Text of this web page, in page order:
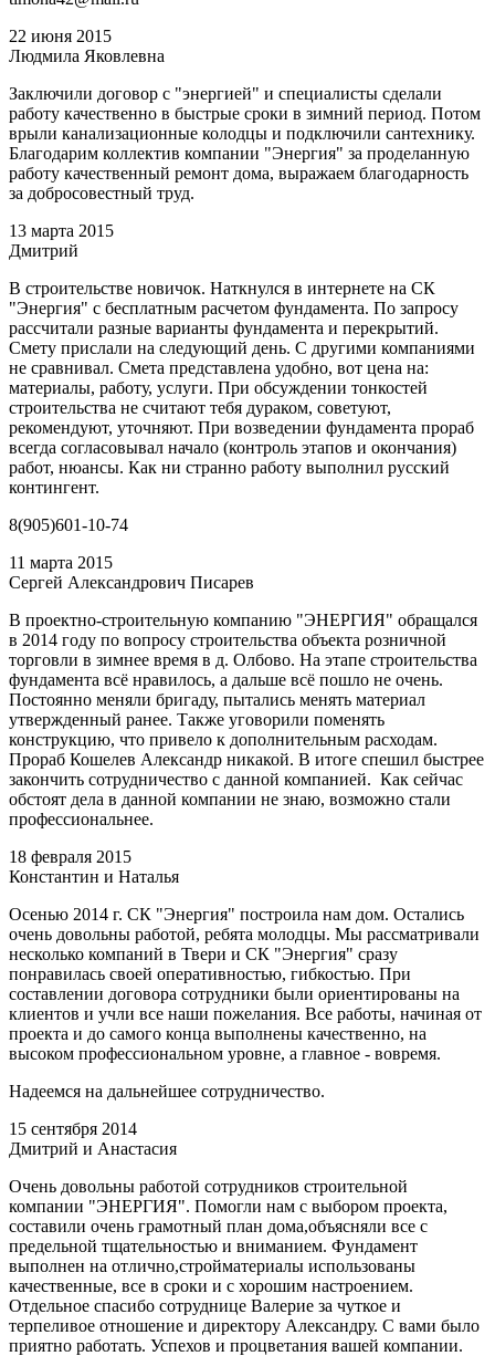
22 июня 2015
Людмила Яковлевна
Заключили договор с "энергией" и специалисты сделали
работу качественно в быстрые сроки в зимний период. Потом
врыли канализационные колодцы и подключили сантехнику.
Благодарим коллектив компании "Энергия" за проделанную
работу качественный ремонт дома, выражаем благодарность
за добросовестный труд.
13 марта 2015
Дмитрий
В строительстве новичок. Наткнулся в интернете на СК
"Энергия" с бесплатным расчетом фундамента. По запросу
рассчитали разные варианты фундамента и перекрытий.
Смету прислали на следующий день. С другими компаниями
не сравнивал. Смета представлена удобно, вот цена на:
материалы, работу, услуги. При обсуждении тонкостей
строительства не считают тебя дураком, советуют,
рекомендуют, уточняют. При возведении фундамента прораб
всегда согласовывал начало (контроль этапов и окончания)
работ, нюансы. Как ни странно работу выполнил русский
контингент.
8(905)601-10-74
11 марта 2015
Сергей Александрович Писарев
В проектно-строительную компанию "ЭНЕРГИЯ" обращался
в 2014 году по вопросу строительства объекта розничной
торговли в зимнее время в д. Олбово. На этапе строительства
фундамента всё нравилось, а дальше всё пошло не очень.
Постоянно меняли бригаду, пытались менять материал
утвержденный ранее. Также уговорили поменять
конструкцию, что привело к дополнительным расходам.
Прораб Кошелев Александр никакой. В итоге спешил быстрее
закончить сотрудничество с данной компанией. Как сейчас
обстоят дела в данной компании не знаю, возможно стали
профессиональнее.
18 февраля 2015
Константин и Наталья
Осенью 2014 г. СК "Энергия" построила нам дом. Остались
очень довольны работой, ребята молодцы. Мы рассматривали
несколько компаний в Твери и СК "Энергия" сразу
понравилась своей оперативностью, гибкостью. При
составлении договора сотрудники были ориентированы на
клиентов и учли все наши пожелания. Все работы, начиная от
проекта и до самого конца выполнены качественно, на
высоком профессиональном уровне, а главное - вовремя.
Надеемся на дальнейшее сотрудничество.
15 сентября 2014
Дмитрий и Анастасия
Очень довольны работой сотрудников строительной
компании "ЭНЕРГИЯ". Помогли нам с выбором проекта,
составили очень грамотный план дома,объясняли все с
предельной тщательностью и вниманием. Фундамент
выполнен на отлично,стройматериалы использованы
качественные, все в сроки и с хорошим настроением.
Отдельное спасибо сотруднице Валерие за чуткое и
терпеливое отношение и директору Александру. С вами было
приятно работать. Успехов и процветания вашей компании.